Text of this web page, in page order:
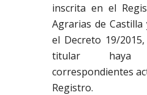
inscrita en el
Agrarias de
el Decreto 19/
titular haya
correspondientes
Registro.